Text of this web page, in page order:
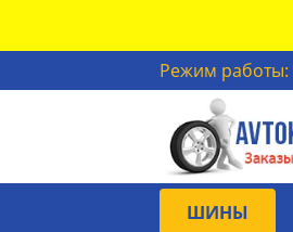
Режим работы:
ШИНЫ